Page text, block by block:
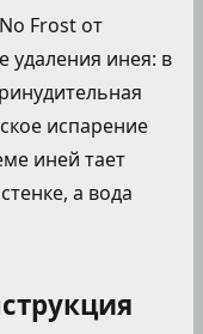
Frost от
удаления инея: в
испарение
иней тает
а вода